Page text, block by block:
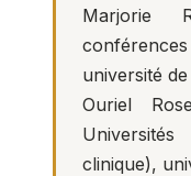
Marjorie
université
Ouriel
clinique),